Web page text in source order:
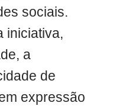
sociais.
iniciativa,
a
de
expressão